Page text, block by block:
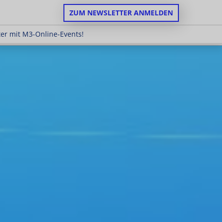
ZUM NEWSLETTER ANMELDEN
mit M3-Online-Events!
weiter mit M3-Online-Events!